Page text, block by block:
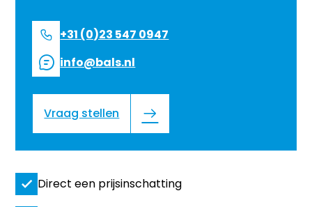
+31 (0)23 547 0947
info@bals.nl
Vraag stellen
Direct een prijsinschatting